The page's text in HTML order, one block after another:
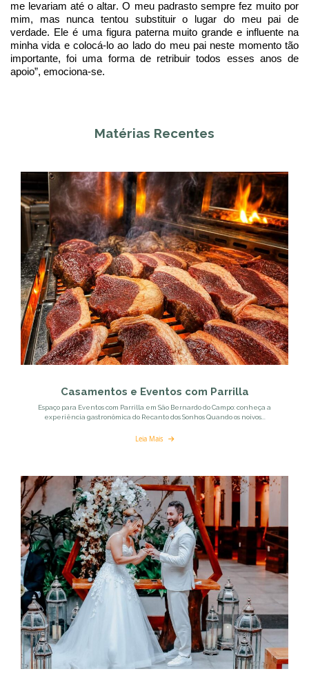
me levariam até o altar. O meu padrasto sempre fez muito por
mim, mas nunca tentou substituir o lugar do meu pai de
verdade. Ele é uma figura paterna muito grande e influente na
minha vida e colocá-lo ao lado do meu pai neste momento tão
importante, foi uma forma de retribuir todos esses anos de
apoio”, emociona-se.
Matérias Recentes
Casamentos e Eventos com Parrilla
Espaço para Eventos com Parrilla em São Bernardo do Campo: conheça a
experiência gastronômica do Recanto dos Sonhos Quando os noivos...
Leia Mais